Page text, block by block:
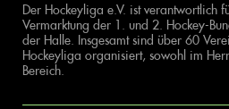
Der Hockeyliga e.V. ist verantwortlich
Vermarktung der 1. und 2. Hockey-
der Halle. Insgesamt sind über 60
Hockeyliga organisiert, sowohl im
Bereich.